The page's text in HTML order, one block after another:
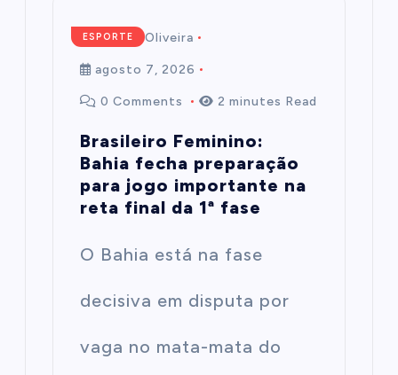
ESPORTE
Mairim de Oliveira
agosto 7, 2026
0 Comments 2 minutes Read
Brasileiro Feminino:
Bahia fecha preparação
para jogo importante na
reta final da 1ª fase
O Bahia está na fase
decisiva em disputa por
vaga no mata-mata do